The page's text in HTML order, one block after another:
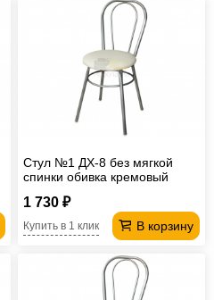
Стул №1 ДХ-8 без мягкой
спинки обивка кремовый
1 730 ₽
В корзину
Купить в 1 клик